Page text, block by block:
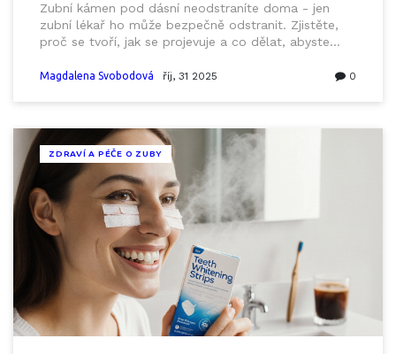
Zubní kámen pod dásní neodstraníte doma - jen
zubní lékař ho může bezpečně odstranit. Zjistěte,
proč se tvoří, jak se projevuje a co dělat, abyste
Magdalena Svobodová říj, 31 2025 0
ZDRAVÍ A PÉČE O ZUBY